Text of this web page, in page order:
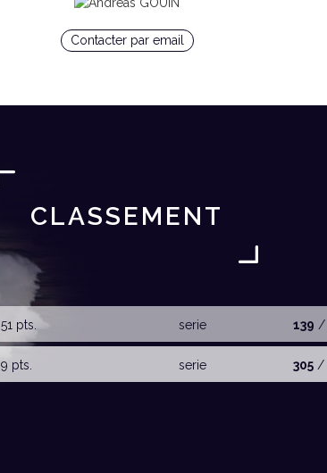
Contacter par email
CLASSEMENT
51 pts. serie 139 /
9 pts. serie 305/